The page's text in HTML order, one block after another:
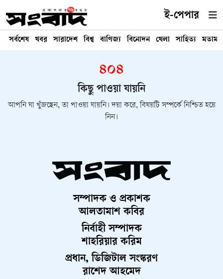
ই-পেপার
সর্বশেষ খবর সারাদেশ বিশ্ব বাণিজ্য বিনোদন খেলা সাহিত্য মতামত
৪০৪
কিছু পাওয়া যায়নি
আপনি যা খুঁজছেন, তা পাওয়া যায়নি। দয়া করে, বিষয়টি সম্পর্কে নিশ্চিত হয়ে
নিন।
সম্পাদক ও প্রকাশক
আলতামাশ কবির
নির্বাহী সম্পাদক
শাহরিয়ার করিম
প্রধান, ডিজিটাল সংস্করণ
রাশেদ আহমেদ